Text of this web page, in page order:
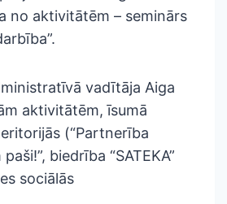
no aktivitātēm – seminārs
vadītāja Aiga
aktivitātēm, īsumā
(“Partnerība
biedrība “SATEKA”
sociālās